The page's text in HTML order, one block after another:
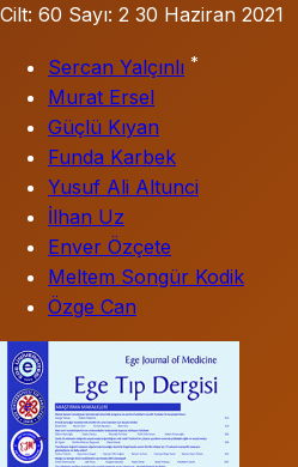
Cilt: 60 Sayı: 2 30 Haziran 2021
Sercan Yalçınlı *
Murat Ersel
Güçlü Kıyan
Funda Karbek
Yusuf Ali Altunci
İlhan Uz
Enver Özçete
Meltem Songür Kodik
Özge Can